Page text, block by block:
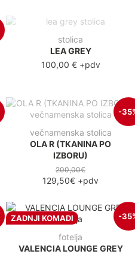
stolica
LEA GREY
100,00 €+pdv
-
večnamenska stolica
OLA R (TKANINA PO
IZBORU)
200,00€
129,50€ +pdv
ZADNJI KOMADI -
fotelja
VALENCIA LOUNGE GREY